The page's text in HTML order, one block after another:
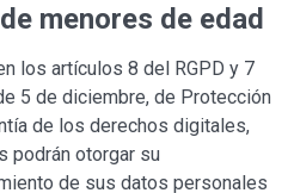
menores de edad
los artículos 8 del RGPD y 7
5 de diciembre, de Protección
de los derechos digitales,
podrán otorgar su
de sus datos personales